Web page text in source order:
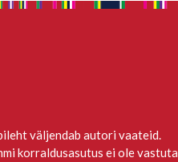
väljendab autori vaateid.
korraldusasutus ei ole